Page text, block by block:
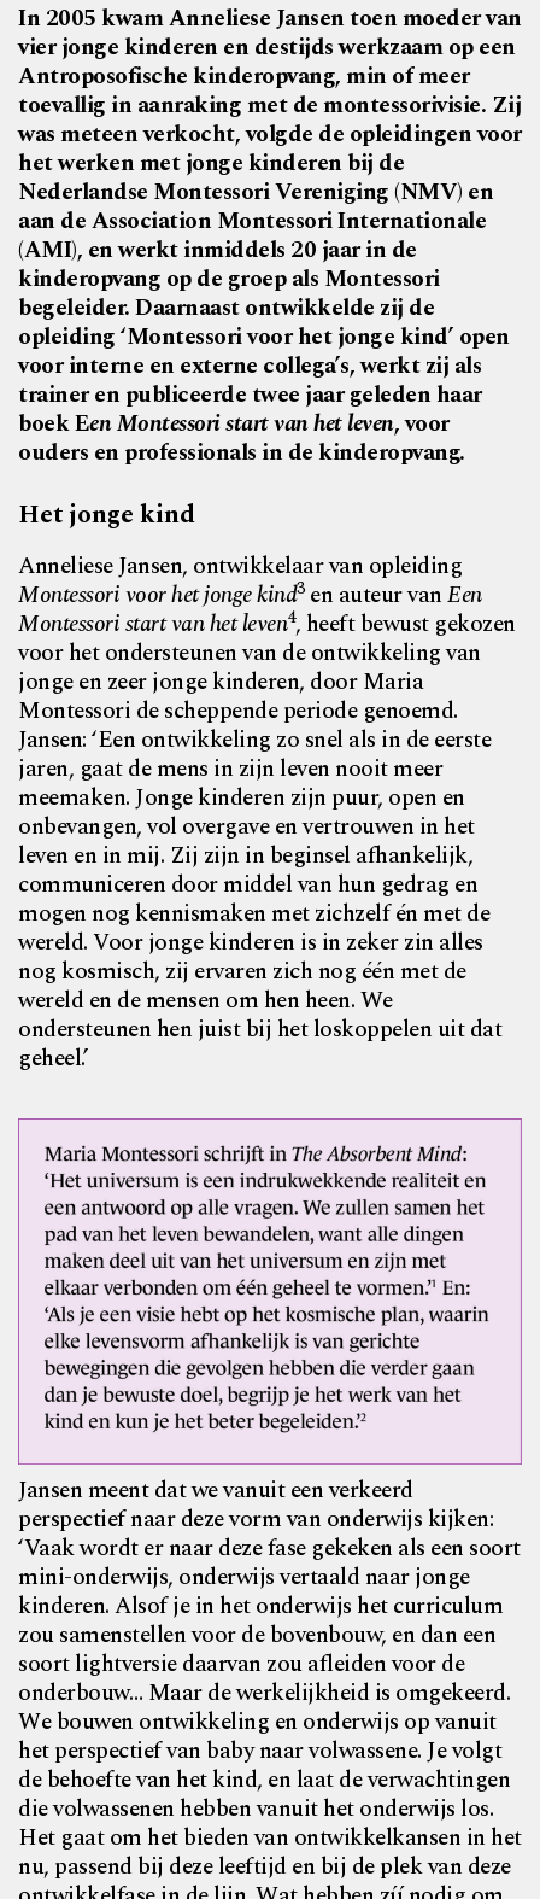
In 2005 kwam Anneliese Jansen toen moeder van
vier jonge kinderen en destijds werkzaam op een
Antroposofische kinderopvang, min of meer
toevallig in aanraking met de montessorivisie. Zij
was meteen verkocht, volgde de opleidingen voor
het werken met jonge kinderen bij de
Nederlandse Montessori Vereniging (NMV) en
aan de Association Montessori Internationale
(AMI), en werkt inmiddels 20 jaar in de
kinderopvang op de groep als Montessori
begeleider. Daarnaast ontwikkelde zij de
opleiding ‘Montessori voor het jonge kind’ open
voor interne en externe collega’s, werkt zij als
trainer en publiceerde twee jaar geleden haar
boek Een Montessori start van het leven, voor
ouders en professionals in de kinderopvang.
Het jonge kind
Anneliese Jansen, ontwikkelaar van opleiding
Montessori voor het jonge kind3en auteur vanEen
Montessori start van het leven4, heeft bewust gekozen
voor het ondersteunen van de ontwikkeling van
jonge en zeer jonge kinderen, door Maria
Montessori de scheppende periode genoemd.
Jansen: ‘Een ontwikkeling zo snel als in de eerste
jaren, gaat de mens in zijn leven nooit meer
meemaken. Jonge kinderen zijn puur, open en
onbevangen, vol overgave en vertrouwen in het
leven en in mij. Zij zijn in beginsel afhankelijk,
communiceren door middel van hun gedrag en
mogen nog kennismaken met zichzelf én met de
wereld. Voor jonge kinderen is in zeker zin alles
nog kosmisch, zij ervaren zich nog één met de
wereld en de mensen om hen heen. We
ondersteunen hen juist bij het loskoppelen uit dat
geheel.’
Jansen meent dat we vanuit een verkeerd
perspectief naar deze vorm van onderwijs kijken:
‘Vaak wordt er naar deze fase gekeken als een soort
mini-onderwijs, onderwijs vertaald naar jonge
kinderen. Alsof je in het onderwijs het curriculum
zou samenstellen voor de bovenbouw, en dan een
soort lightversie daarvan zou afleiden voor de
onderbouw… Maar de werkelijkheid is omgekeerd.
We bouwen ontwikkeling en onderwijs op vanuit
het perspectief van baby naar volwassene. Je volgt
de behoefte van het kind, en laat de verwachtingen
die volwassenen hebben vanuit het onderwijs los.
Het gaat om het bieden van ontwikkelkansen in het
nu, passend bij deze leeftijd en bij de plek van deze